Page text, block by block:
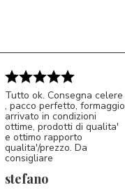
S*
Tutto ok. Consegna celere
, pacco perfetto, formaggio
arrivato in condizioni
ottime, prodotti di qualita'
e ottimo rapporto
qualita'/prezzo. Da
consigliare
stefano